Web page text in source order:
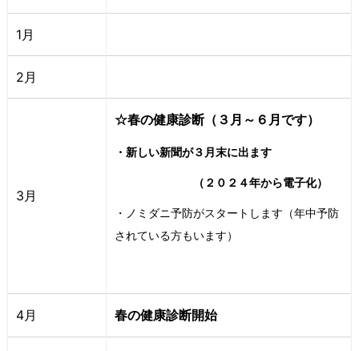
1月
2月
3月
☆春の健康診断（ ３月～６月です）
・新しい新聞が３月末に出ます
（２０２４年から電子化）
・ノミダニ予防がスタートします（年中予防
されている方もいます）
4月 春の健康診断開始